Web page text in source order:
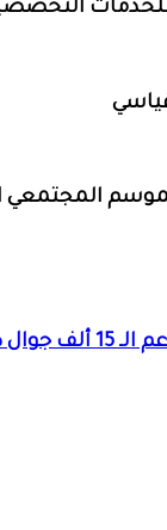
للخدمات
المجتمعي